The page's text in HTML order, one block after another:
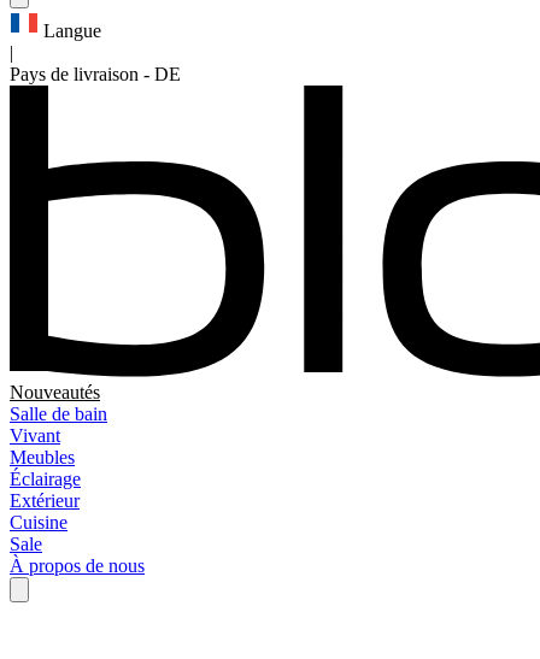
Langue
Pays de livraison - DE
Nouveautés
Salle de bain
Vivant
Meubles
Éclairage
Extérieur
Cuisine
Sale
À propos de nous